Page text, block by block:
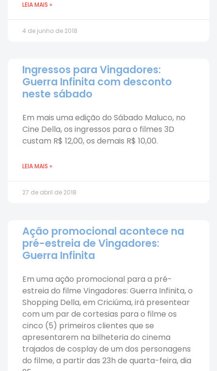
LEIA MAIS »
4 de junho de 2018
Ingressos para Vingadores:
Guerra Infinita com desconto
neste sábado
Em mais uma edição do Sábado Maluco, no
Cine Della, os ingressos para o filmes 3D
custam R$ 12,00, os demais R$ 10,00.
LEIA MAIS »
27 de abril de 2018
Ação promocional acontece na
pré-estreia de Vingadores:
Guerra Infinita
Em uma ação promocional para a pré-
estreia do filme Vingadores: Guerra Infinita, o
Shopping Della, em Criciúma, irá presentear
com um par de cortesias para o filme os
cinco (5) primeiros clientes que se
apresentarem na bilheteria do cinema
trajados de cosplay de um dos personagens
do filme, a partir das 23h de quarta-feira, dia